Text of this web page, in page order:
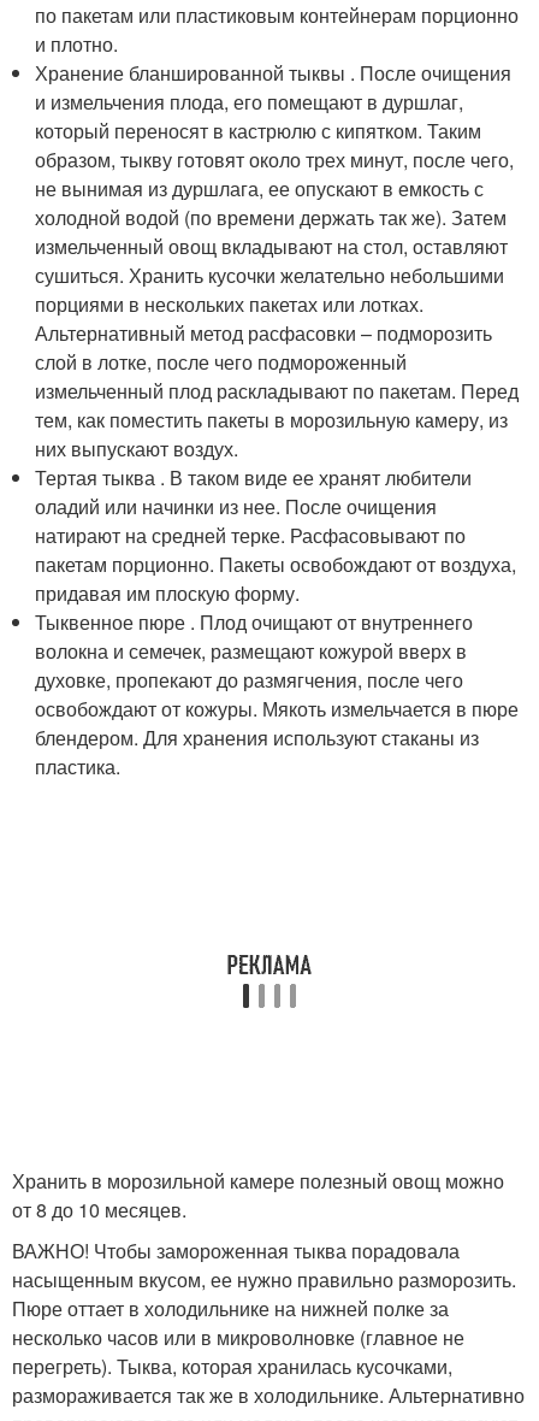
по пакетам или пластиковым контейнерам порционно
и плотно.
Хранение бланшированной тыквы . После очищения
и измельчения плода, его помещают в дуршлаг,
который переносят в кастрюлю с кипятком. Таким
образом, тыкву готовят около трех минут, после чего,
не вынимая из дуршлага, ее опускают в емкость с
холодной водой (по времени держать так же). Затем
измельченный овощ вкладывают на стол, оставляют
сушиться. Хранить кусочки желательно небольшими
порциями в нескольких пакетах или лотках.
Альтернативный метод расфасовки – подморозить
слой в лотке, после чего подмороженный
измельченный плод раскладывают по пакетам. Перед
тем, как поместить пакеты в морозильную камеру, из
них выпускают воздух.
Тертая тыква . В таком виде ее хранят любители
оладий или начинки из нее. После очищения
натирают на средней терке. Расфасовывают по
пакетам порционно. Пакеты освобождают от воздуха,
придавая им плоскую форму.
Тыквенное пюре . Плод очищают от внутреннего
волокна и семечек, размещают кожурой вверх в
духовке, пропекают до размягчения, после чего
освобождают от кожуры. Мякоть измельчается в пюре
блендером. Для хранения используют стаканы из
пластика.
Хранить в морозильной камере полезный овощ можно
от 8 до 10 месяцев.
ВАЖНО! Чтобы замороженная тыква порадовала
насыщенным вкусом, ее нужно правильно разморозить.
Пюре оттает в холодильнике на нижней полке за
несколько часов или в микроволновке (главное не
перегреть). Тыква, которая хранилась кусочками,
размораживается так же в холодильнике. Альтернативно